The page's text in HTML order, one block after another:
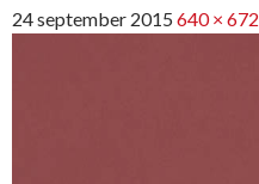
24 september 2015 640 × 672